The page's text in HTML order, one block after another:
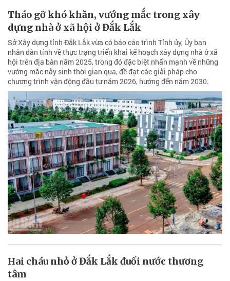
Tháo gỡ khó khăn, vướng mắc trong xây
dựng nhà ở xã hội ở Đắk Lắk
Sở Xây dựng tỉnh Đắk Lắk vừa có báo cáo trình Tỉnh ủy, Ủy ban
nhân dân tỉnh về thực trạng triển khai kế hoạch xây dựng nhà ở xã
hội trên địa bàn năm 2025, trong đó đặc biệt nhấn mạnh về những
vướng mắc nảy sinh thời gian qua, đề đạt các giải pháp cho
chương trình vận động đầu tư năm 2026, hướng đến năm 2030.
Hai cháu nhỏ ở Đắk Lắk đuối nước thương
tâm